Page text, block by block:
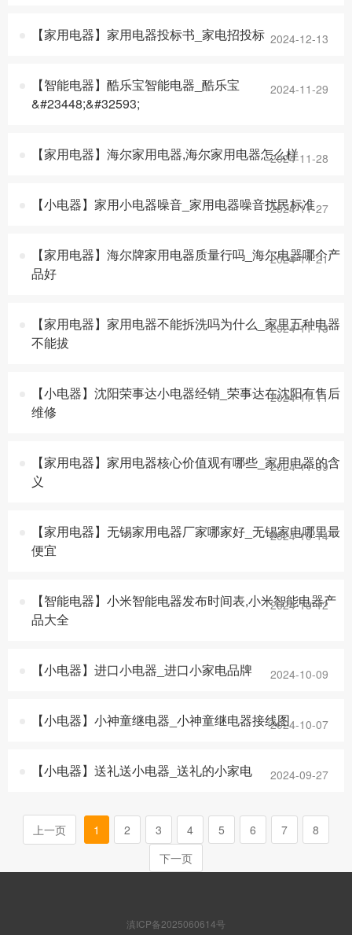
【家用电器】家用电器投标书_家电招投标 2024-12-13
【智能电器】酷乐宝智能电器_酷乐宝
&#23448;&#32593;
2024-11-29
【家用电器】海尔家用电器,海尔家用电器怎么样2024-11-28
【小电器】家用小电器噪音_家用电器噪音扰民标准
2024-11-27
【家用电器】海尔牌家用电器质量行吗_海尔电器哪个产
品好
2024-11-21
【家用电器】家用电器不能拆洗吗为什么_家里五种电器
不能拔
2024-11-13
【小电器】沈阳荣事达小电器经销_荣事达在沈阳有售后
维修
2024-11-11
【家用电器】家用电器核心价值观有哪些_家用电器的含
义
2024-11-09
【家用电器】无锡家用电器厂家哪家好_无锡家电哪里最
便宜
2024-10-14
【智能电器】小米智能电器发布时间表,小米智能电器产
品大全
2024-10-12
【小电器】进口小电器_进口小家电品牌 2024-10-09
【小电器】小神童继电器_小神童继电器接线图2024-10-07
【小电器】送礼送小电器_送礼的小家电 2024-09-27
上一页 1 2 3 4 5 6 7
8
下一页
滇ICP备2025060614号